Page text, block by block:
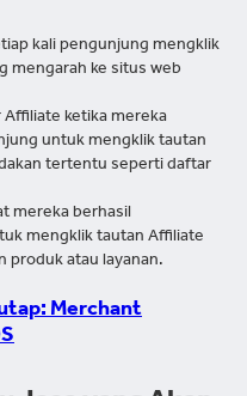
kali pengunjung mengklik
mengarah ke situs web
Affiliate ketika mereka
untuk mengklik tautan
tertentu seperti daftar
mereka berhasil
mengklik tautan Affiliate
produk atau layanan.
Merchant